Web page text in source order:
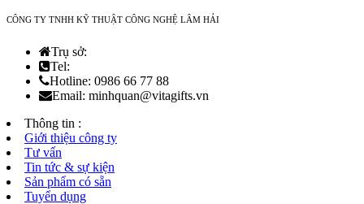
CÔNG TY TNHH KỸ THUẬT CÔNG NGHỆ LÂM HẢI
Trụ sở:
Tel:
Hotline: 0986 66 77 88
Email: minhquan@vitagifts.vn
Thông tin :
Giới thiệu công ty
Tư vấn
Tin tức & sự kiện
Sản phẩm có sẵn
Tuyển dụng